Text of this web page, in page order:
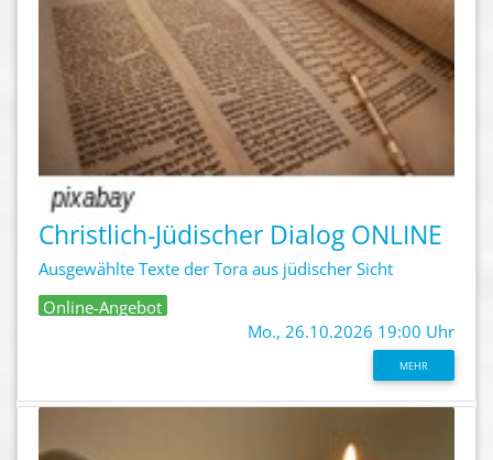
Christlich-Jüdischer Dialog ONLINE
Ausgewählte Texte der Tora aus jüdischer Sicht
Online-Angebot
Mo., 26.10.2026 19:00 Uhr
MEHR